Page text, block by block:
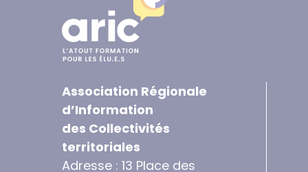
Association Régionale
d’Information
des Collectivités
territoriales
Adresse : 13 Place des